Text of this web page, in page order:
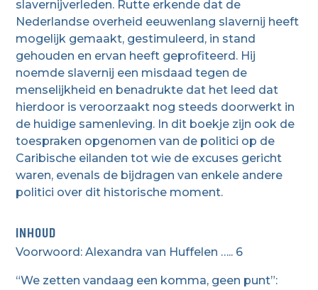
slavernijverleden. Rutte erkende dat de
Nederlandse overheid eeuwenlang slavernij heeft
mogelijk gemaakt, gestimuleerd, in stand
gehouden en ervan heeft geprofiteerd. Hij
noemde slavernij een misdaad tegen de
menselijkheid en benadrukte dat het leed dat
hierdoor is veroorzaakt nog steeds doorwerkt in
de huidige samenleving. In dit boekje zijn ook de
toespraken opgenomen van de politici op de
Caribische eilanden tot wie de excuses gericht
waren, evenals de bijdragen van enkele andere
politici over dit historische moment.
INHOUD
Voorwoord: Alexandra van Huffelen ….. 6
“We zetten vandaag een komma, geen punt”: